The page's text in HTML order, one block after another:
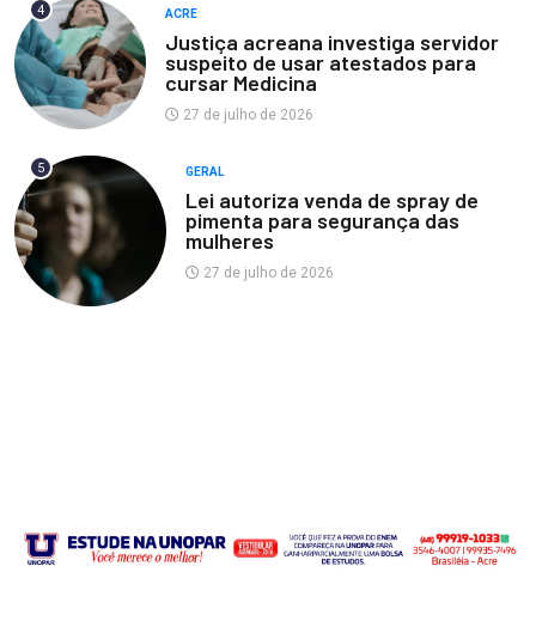
4 ACRE
Justiça acreana investiga servidor
suspeito de usar atestados para
cursar Medicina
27 de julho de 2026
5 GERAL
Lei autoriza venda de spray de
pimenta para segurança das
mulheres
27 de julho de 2026